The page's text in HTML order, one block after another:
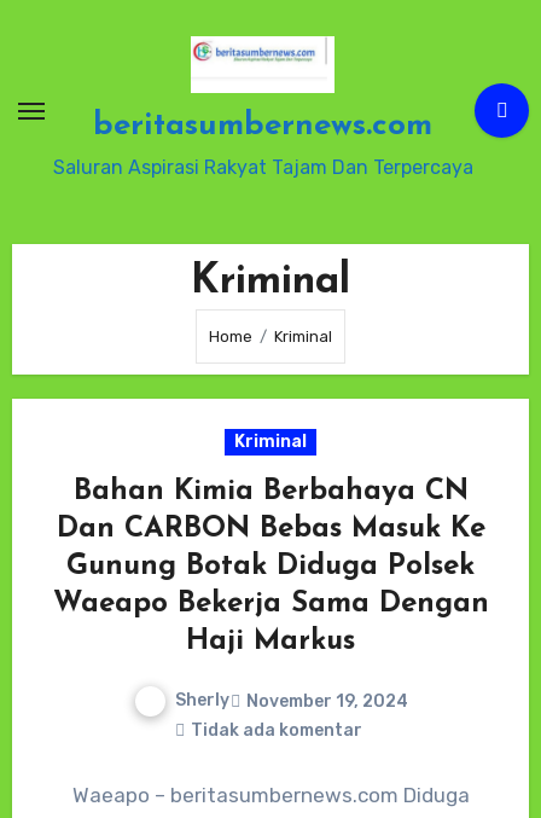
beritasumbernews.com
Saluran Aspirasi Rakyat Tajam Dan Terpercaya
Kriminal
Home Kriminal
Kriminal
Bahan Kimia Berbahaya CN
Dan CARBON Bebas Masuk Ke
Gunung Botak Diduga Polsek
Waeapo Bekerja Sama Dengan
Haji Markus
Sherly
November 19, 2024
Tidak ada komentar
Waeapo – beritasumbernews.com Diduga